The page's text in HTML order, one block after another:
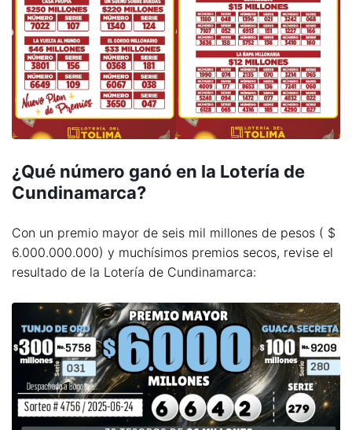
¿Qué número ganó en la Lotería de
Cundinamarca?
Con un premio mayor de seis mil millones de pesos ( $
6.000.000.000) y muchísimos premios secos, revise el
resultado de la Lotería de Cundinamarca: